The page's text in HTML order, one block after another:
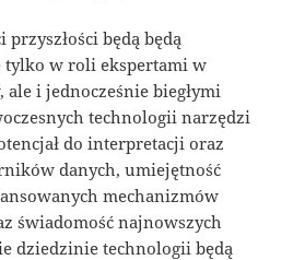
będą będą
tylko w roli ekspertami w
i jednocześnie biegłymi
technologii narzędzi
do interpretacji oraz
danych, umiejętność
mechanizmów
świadomość najnowszych
dziedzinie technologii będą